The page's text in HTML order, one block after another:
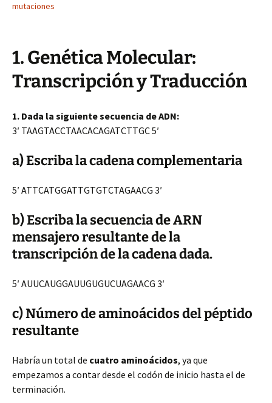
mutaciones
1. Genética Molecular:
Transcripción y Traducción
1. Dada la siguiente secuencia de ADN:
3′ TAAGTACCTAACACAGATCTTGC 5′
a) Escriba la cadena complementaria
5′ ATTCATGGATTGTGTCTAGAACG 3′
b) Escriba la secuencia de ARN
mensajero resultante de la
transcripción de la cadena dada.
5′ AUUCAUGGAUUGUGUCUAGAACG 3′
c) Número de aminoácidos del péptido
resultante
Habría un total de cuatro aminoácidos, ya que
empezamos a contar desde el codón de inicio hasta el de
terminación.